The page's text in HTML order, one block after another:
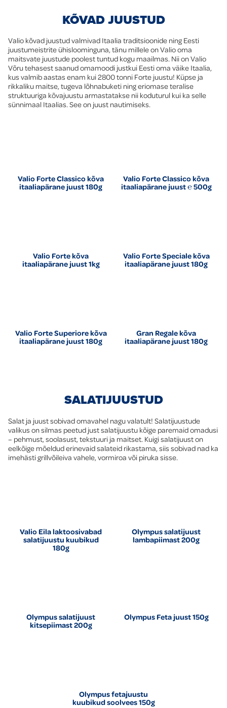
KÕVAD JUUSTUD
Valio kõvad juustud valmivad Itaalia traditsioonide ning Eesti
juustumeistrite ühisloominguna, tänu millele on Valio oma
maitsvate juustude poolest tuntud kogu maailmas. Nii on Valio
Võru tehasest saanud omamoodi justkui Eesti oma väike Itaalia,
kus valmib aastas enam kui 2800 tonni Forte juustu! Küpse ja
rikkaliku maitse, tugeva lõhnabuketi ning eriomase teralise
struktuuriga kõvajuustu armastatakse nii koduturul kui ka selle
sünnimaal Itaalias. See on juust nautimiseks.
Valio Forte Classico kõva
itaaliapärane juust 180g
Valio Forte Classico kõva
itaaliapärane juust ℮ 500g
Valio Forte kõva
itaaliapärane juust 1kg
Valio Forte Speciale kõva
itaaliapärane juust 180g
Valio Forte Superiore kõva
itaaliapärane juust 180g
Gran Regale kõva
itaaliapärane juust 180g
SALATIJUUSTUD
Salat ja juust sobivad omavahel nagu valatult! Salatijuustude
valikus on silmas peetud just salatijuustu kõige paremaid omadusi
– pehmust, soolasust, tekstuuri ja maitset. Kuigi salatijuust on
eelkõige mõeldud erinevaid salateid rikastama, siis sobivad nad ka
imehästi grillvõileiva vahele, vormiroa või piruka sisse.
Valio Eila laktoosivabad
salatijuustu kuubikud
180g
Olympus salatijuust
lambapiimast 200g
Olympus salatijuust
kitsepiimast 200g
Olympus Feta juust 150g
Olympus fetajuustu
kuubikud soolvees 150g